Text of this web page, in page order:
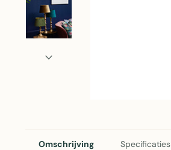
Omschrijving Specificaties